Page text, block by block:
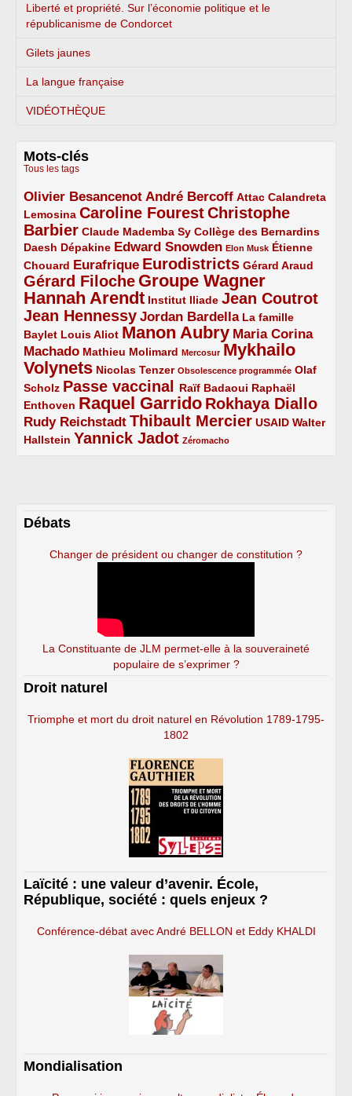
Liberté et propriété. Sur l’économie politique et le
républicanisme de Condorcet
Gilets jaunes
La langue française
VIDÉOTHÈQUE
Mots-clés
Tous les tags
Olivier Besancenot
3/5 André Bercoff
3/5 Attac
2/5
Calandreta
Lemosina
2/5 Caroline Fourest
4/5
Christophe
Barbier
4/5 Claude Mademba Sy
2/5 Collège des Bernardins
2/5
Daesh
2/5 Dépakine
2/5 Edward Snowden
3/5 Elon Musk
1/5
Étienne
Chouard
2/5 Eurafrique
3/5 Eurodistricts
4/5 Gérard Araud
2/5
Gérard Filoche
4/5 Groupe Wagner
5/5
Hannah Arendt
5/5 Institut Iliade
2/5 Jean Coutrot
4/5
Jean Hennessy
4/5 Jordan Bardella
3/5
La famille
Baylet
2/5 Louis Aliot
2/5 Manon Aubry
5/5
Maria Corina
Machado
3/5 Mathieu Molimard
2/5 Mercosur
1/5
Mykhailo
Volynets
5/5 Nicolas Tenzer
2/5 Obsolescence programmée
1/5
Olaf
Scholz
2/5 Passe vaccinal
4/5 Raïf Badaoui
2/5
Raphaël
Enthoven
2/5 Raquel Garrido
5/5 Rokhaya Diallo
4/5
Rudy Reichstadt
3/5 Thibault Mercier
4/5 USAID
2/5
Walter
Hallstein
2/5 Yannick Jadot
4/5 Zéromacho
1/5
Débats
Changer de président ou changer de constitution ?
La Constituante de JLM permet-elle à la souveraineté
populaire de s’exprimer ?
Droit naturel
Triomphe et mort du droit naturel en Révolution 1789-1795-
1802
Laïcité : une valeur d’avenir. École,
République, société : quels enjeux ?
Conférence-débat avec André BELLON et Eddy KHALDI
Mondialisation